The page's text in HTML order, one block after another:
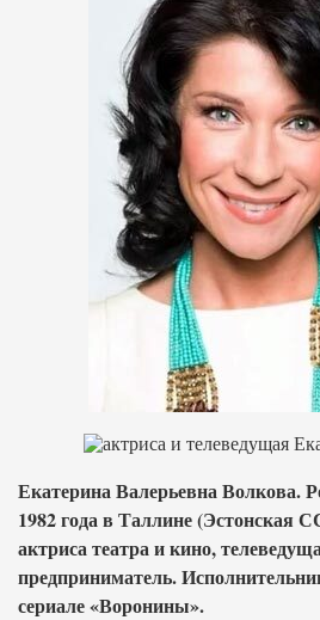
Екатерина Валерьевна Волкова.
1982 года в Таллине (Эстонская
актриса театра и кино,
предприниматель.
сериале «Воронины».